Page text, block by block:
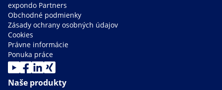
expondo Partners
Obchodné podmienky
Zásady ochrany osobných údajov
Cookies
Právne informácie
Ponuka práce
Naše produkty